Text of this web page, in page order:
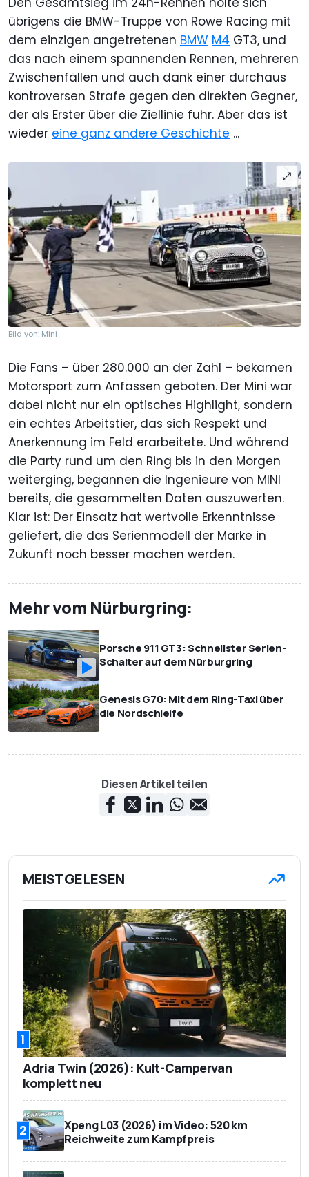
übrigens die BMW-Truppe von Rowe Racing mit
dem einzigen angetretenen BMW M4 GT3, und
das nach einem spannenden Rennen, mehreren
Zwischenfällen und auch dank einer durchaus
kontroversen Strafe gegen den direkten Gegner,
der als Erster über die Ziellinie fuhr. Aber das ist
wieder eine ganz andere Geschichte ...
Bild von: Mini
Die Fans – über 280.000 an der Zahl – bekamen
Motorsport zum Anfassen geboten. Der Mini war
dabei nicht nur ein optisches Highlight, sondern
ein echtes Arbeitstier, das sich Respekt und
Anerkennung im Feld erarbeitete. Und während
die Party rund um den Ring bis in den Morgen
weiterging, begannen die Ingenieure von MINI
bereits, die gesammelten Daten auszuwerten.
Klar ist: Der Einsatz hat wertvolle Erkenntnisse
geliefert, die das Serienmodell der Marke in
Zukunft noch besser machen werden.
Mehr vom Nürburgring:
Porsche 911 GT3: Schnellster Serien-
Schalter auf dem Nürburgring
Genesis G70: Mit dem Ring-Taxi über
die Nordschleife
Diesen Artikel teilen
MEISTGELESEN
1
Adria Twin (2026): Kult-Campervan
komplett neu
2
Xpeng L03 (2026) im Video: 520 km
Reichweite zum Kampfpreis